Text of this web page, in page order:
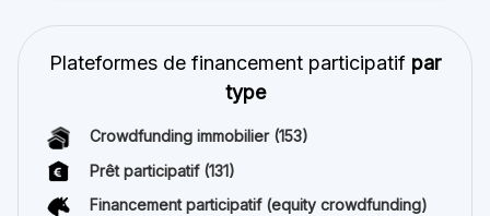
Plateformes de financement participatif par
type
Crowdfunding immobilier (153)
Prêt participatif (131)
Financement participatif (equity crowdfunding)